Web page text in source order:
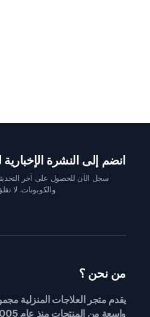
انضم إلى النشرة الإخبارية
سجل الآن للحصول على آخر
والكوبونات. لا
من نحن ؟
يقدم متجر العلاجات المنزلية
واسعة من المنتجات